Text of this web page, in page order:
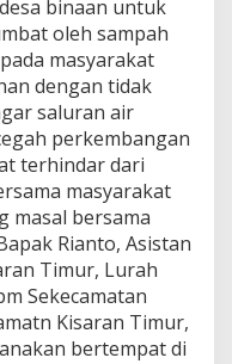
binaan untuk
oleh sampah
masyarakat
dengan tidak
saluran air
perkembangan
terhindar dari
masyarakat
masal bersama
Rianto, Asistan
Timur, Lurah
Sekecamatan
Kisaran Timur,
bertempat di